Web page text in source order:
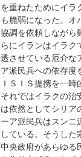
重ねたためにイラ
脆弱になった。オ
調を依頼しながら
にイランはイラク
させている厄介な
派民兵への依存度
ＳＩＳ提携を一時
れではイラクの治
依然としてシリア
ア派民兵はスンニ
ている。そうした
央政府があらゆる